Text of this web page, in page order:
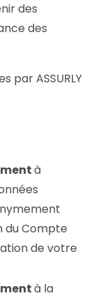
des
des
par ASSURLY
à
du Compte
de votre
à la